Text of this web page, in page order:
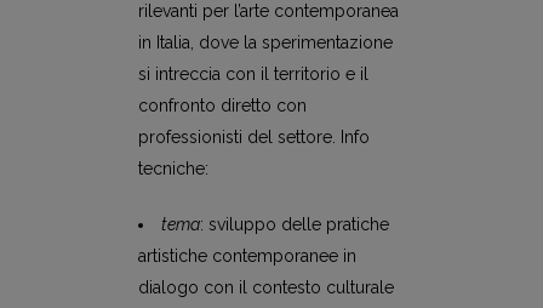
rilevanti per l’arte contemporanea
in Italia, dove la sperimentazione
si intreccia con il territorio e il
confronto diretto con
professionisti del settore. Info
tecniche:
tema: sviluppo delle pratiche
artistiche contemporanee in
dialogo con il contesto culturale